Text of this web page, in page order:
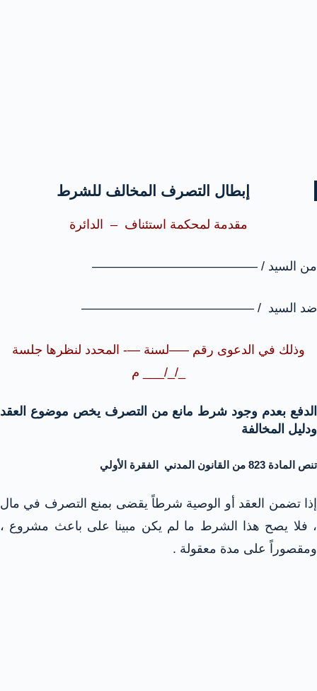
إبطال التصرف المخالف للشرط
مقدمة لمحكمة استئناف – الدائرة
من السيد / —————————————
ضد السيد / —————————————–
وذلك في الدعوى رقم —–لسنة —- المحدد لنظرها جلسة
_/_/___ م
الدفع بعدم وجود شرط مانع من التصرف يخص موضوع العقد
ودليل المخالفة
تنص المادة 823 من القانون المدني الفقرة الأولي
إذا تضمن العقد أو الوصية شرطاً يقضى بمنع التصرف في مال
، فلا يصح هذا الشرط ما لم يكن مبينا على باعث مشروع ،
ومقصوراً على مدة معقولة .